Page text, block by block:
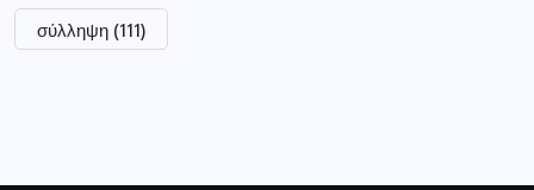
σύλληψη (111)